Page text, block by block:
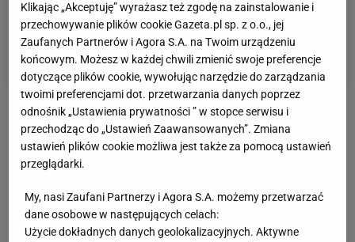
W rozmowie z ESPN, Dana White dał do
zrozumienia, że on i Jones nie rozmawiali ze sobą
od tamtej gali: - Od czasu ściągnięcia go z karty
Nie byłem szczęśliwy patrząc na jego sytuację i to,
co stało się gdy wypadł z UFC 200. Czułem, że cały
Klikając „Akceptuję” wyrażasz też zgodę na zainstalowanie i
przechowywanie plików cookie Gazeta.pl sp. z o.o., jej
Zaufanych Partnerów i Agora S.A. na Twoim urządzeniu
końcowym. Możesz w każdej chwili zmienić swoje preferencje
dotyczące plików cookie, wywołując narzędzie do zarządzania
twoimi preferencjami dot. przetwarzania danych poprzez
odnośnik „Ustawienia prywatności ” w stopce serwisu i
przechodząc do „Ustawień Zaawansowanych”. Zmiana
ustawień plików cookie możliwa jest także za pomocą ustawień
przeglądarki.
My, nasi Zaufani Partnerzy i Agora S.A. możemy przetwarzać
dane osobowe w następujących celach:
Użycie dokładnych danych geolokalizacyjnych. Aktywne